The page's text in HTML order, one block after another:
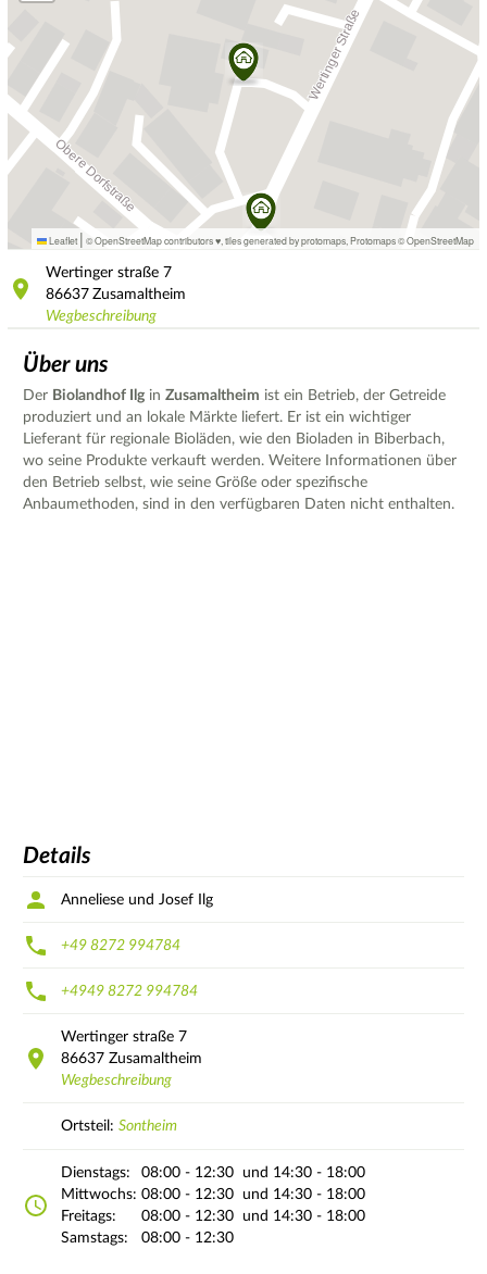
Leaflet | © OpenStreetMap contributors ♥, tiles generated by protomaps Protomaps©OpenStreetMap
Wertinger straße 7
86637 Zusamaltheim
Wegbeschreibung
Über uns
Der Biolandhof Ilg in Zusamaltheim ist ein Betrieb, der Getreide
produziert und an lokale Märkte liefert. Er ist ein wichtiger
Lieferant für regionale Bioläden, wie den Bioladen in Biberbach,
wo seine Produkte verkauft werden. Weitere Informationen über
den Betrieb selbst, wie seine Größe oder spezifische
Anbaumethoden, sind in den verfügbaren Daten nicht enthalten.
Details
Anneliese und Josef Ilg
+49 8272 994784
+4949 8272 994784
Wertinger straße 7
86637 Zusamaltheim
Wegbeschreibung
Ortsteil: Sontheim
Dienstags: 08:00 - 12:30
und 14:30 - 18:00
Mittwochs: 08:00 - 12:30
und 14:30 - 18:00
Freitags:
08:00 - 12:30
und 14:30 - 18:00
Samstags:
08:00 - 12:30